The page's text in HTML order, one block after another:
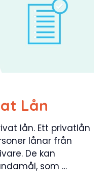
Lån
lån. Ett privatlån
lånar från
De kan
som …